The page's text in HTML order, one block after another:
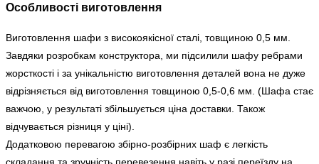
Особливості виготовлення
Виготовлення шафи з високоякісної сталі, товщиною 0,5 мм.
Завдяки розробкам конструктора, ми підсилили шафу ребрами
жорсткості і за унікальністю виготовлення деталей вона не дуже
відрізняється від виготовлення товщиною 0,5-0,6 мм. (Шафа стає
важчою, у результаті збільшується ціна доставки. Також
відчувається різниця у ціні).
Додатковою перевагою збірно-розбірних шаф є легкість